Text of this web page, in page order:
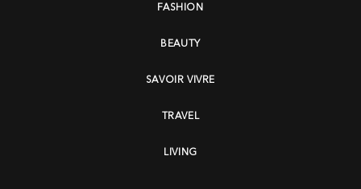
FASHION
BEAUTY
SAVOIR VIVRE
TRAVEL
LIVING